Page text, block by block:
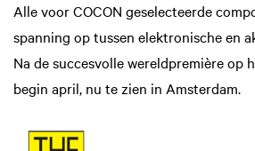
Alle voor COCON geselecteerde
spanning op tussen elektronische en
Na de succesvolle wereldpremière op
begin april, nu te zien in Amsterdam.